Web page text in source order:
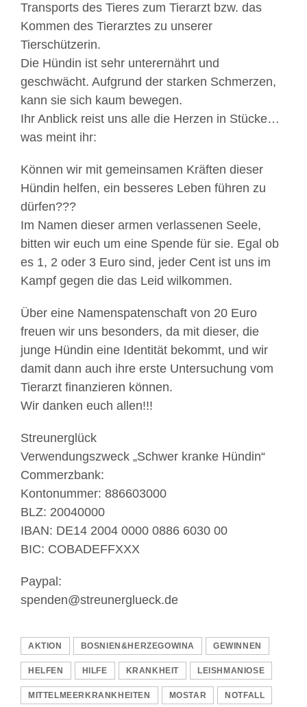
Transports des Tieres zum Tierarzt bzw. das
Kommen des Tierarztes zu unserer
Tierschützerin.
Die Hündin ist sehr unterernährt und
geschwächt. Aufgrund der starken Schmerzen,
kann sie sich kaum bewegen.
Ihr Anblick reist uns alle die Herzen in Stücke…
was meint ihr:
Können wir mit gemeinsamen Kräften dieser
Hündin helfen, ein besseres Leben führen zu
dürfen???
Im Namen dieser armen verlassenen Seele,
bitten wir euch um eine Spende für sie. Egal ob
es 1, 2 oder 3 Euro sind, jeder Cent ist uns im
Kampf gegen die das Leid wilkommen.
Über eine Namenspatenschaft von 20 Euro
freuen wir uns besonders, da mit dieser, die
junge Hündin eine Identität bekommt, und wir
damit dann auch ihre erste Untersuchung vom
Tierarzt finanzieren können.
Wir danken euch allen!!!
Streunerglück
Verwendungszweck „Schwer kranke Hündin“
Commerzbank:
Kontonummer: 886603000
BLZ: 20040000
IBAN: DE14 2004 0000 0886 6030 00
BIC: COBADEFFXXX
Paypal:
spenden@streunerglueck.de
AKTION BOSNIEN&HERZEGOWINA GEWINNEN
HELFEN HILFE KRANKHEIT LEISHMANIOSE
MITTELMEERKRANKHEITEN MOSTAR NOTFALL